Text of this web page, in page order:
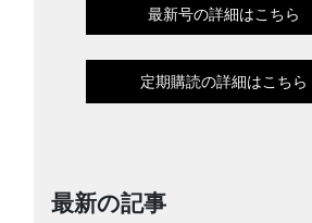
最新号の詳細はこちら
定期購読の詳細はこちら
最新の記事